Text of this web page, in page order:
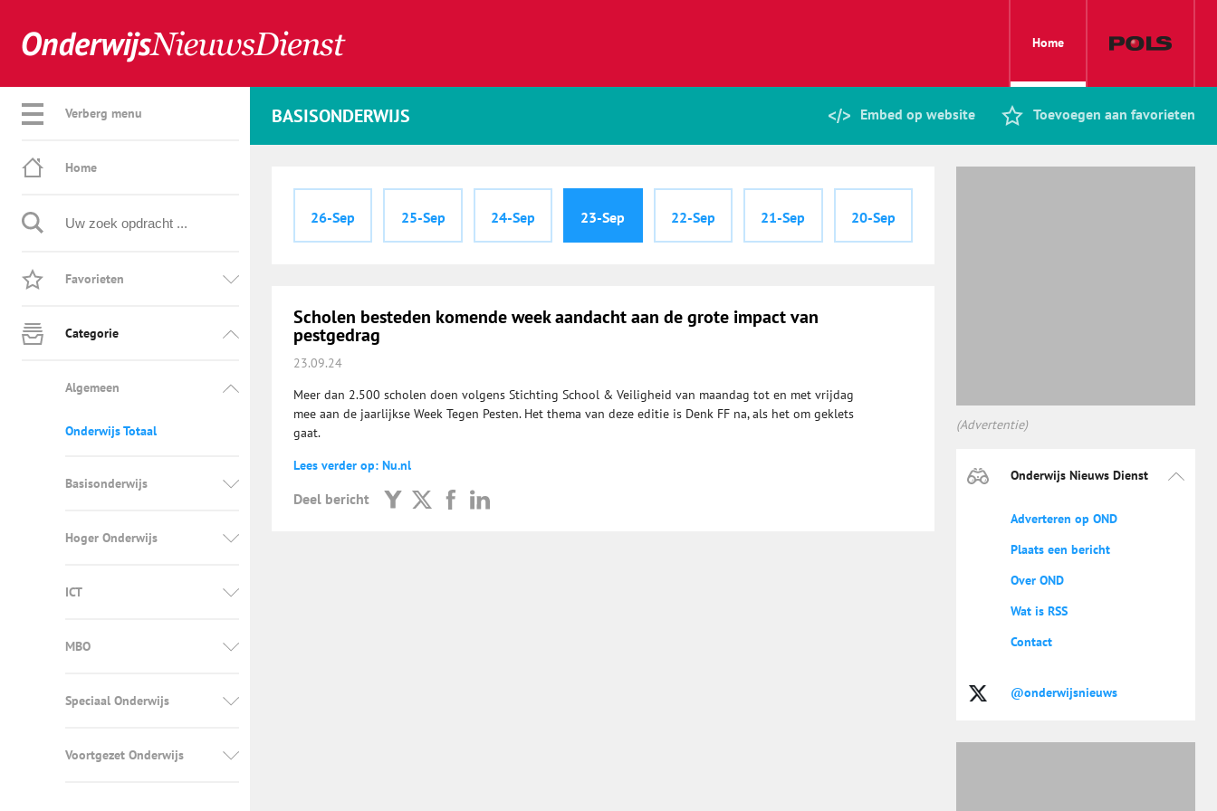
Home
Verberg menu
Home
Favorieten
Categorie
Algemeen
Onderwijs Totaal
Basisonderwijs
Hoger Onderwijs
ICT
MBO
Speciaal Onderwijs
Voortgezet Onderwijs
BASISONDERWIJS Embed op website Toevoegen aan favorieten
26-Sep 25-Sep 24-Sep 23-Sep 22-Sep 21-Sep 20-Sep
Scholen besteden komende week aandacht aan de grote impact van
pestgedrag
23.09.24
Meer dan 2.500 scholen doen volgens Stichting School & Veiligheid van maandag tot en met vrijdag
mee aan de jaarlijkse Week Tegen Pesten. Het thema van deze editie is Denk FF na, als het om geklets
gaat.
Lees verder op: Nu.nl
Deel bericht
(Advertentie)
Onderwijs Nieuws Dienst
Adverteren op OND
Plaats een bericht
Over OND
Wat is RSS
Contact
@onderwijsnieuws